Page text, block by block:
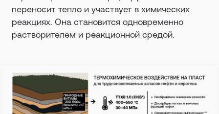
переносит тепло и участвует в химических
реакциях. Она становится одновременно
растворителем и реакционной средой.